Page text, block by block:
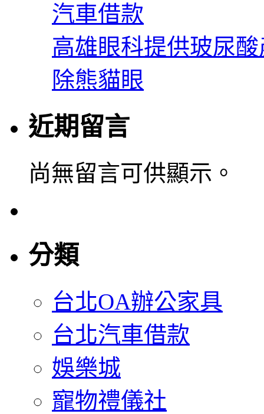
汽車借款
高雄眼科提供玻尿
除熊貓眼
近期留言
尚無留言可供顯示。
分類
台北OA辦公家具
台北汽車借款
娛樂城
寵物禮儀社